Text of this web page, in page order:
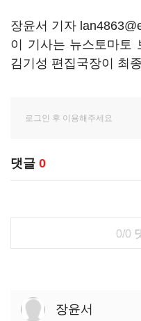
장윤서 기자
이 기사는 뉴스토마토
김기성 편집국장이 최
댓글 0
0/0
장윤서